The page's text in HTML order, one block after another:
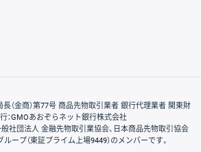
（金商）第77号 商品先物取引業者 銀行代理業者 関東財
：GMOあおぞらネット銀行株式会社
般社団法人 金融先物取引業協会、日本商品先物取引協会
ープ（東証プライム上場9449）のメンバーです。